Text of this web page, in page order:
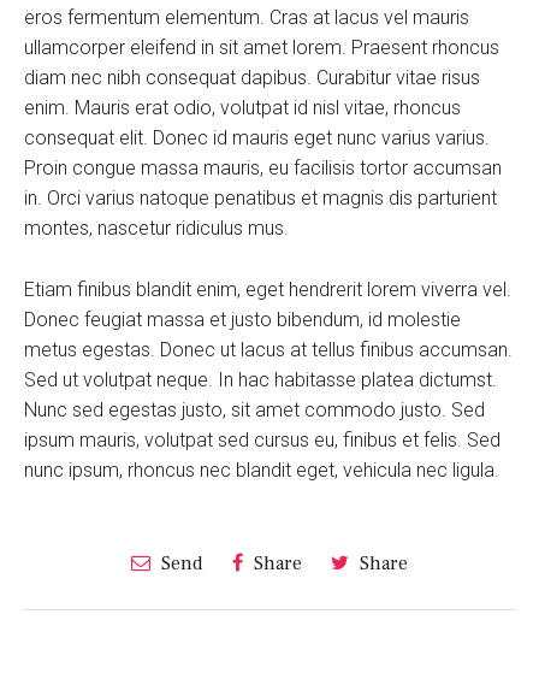
eros fermentum elementum. Cras at lacus vel mauris
ullamcorper eleifend in sit amet lorem. Praesent rhoncus
diam nec nibh consequat dapibus. Curabitur vitae risus
enim. Mauris erat odio, volutpat id nisl vitae, rhoncus
consequat elit. Donec id mauris eget nunc varius varius.
Proin congue massa mauris, eu facilisis tortor accumsan
in. Orci varius natoque penatibus et magnis dis parturient
montes, nascetur ridiculus mus.
Etiam finibus blandit enim, eget hendrerit lorem viverra vel.
Donec feugiat massa et justo bibendum, id molestie
metus egestas. Donec ut lacus at tellus finibus accumsan.
Sed ut volutpat neque. In hac habitasse platea dictumst.
Nunc sed egestas justo, sit amet commodo justo. Sed
ipsum mauris, volutpat sed cursus eu, finibus et felis. Sed
nunc ipsum, rhoncus nec blandit eget, vehicula nec ligula.
Send Share Share